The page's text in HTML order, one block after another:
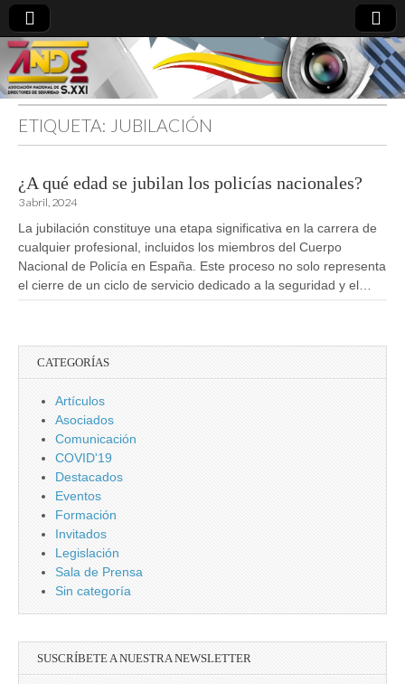
directoresdeseguridad.es
ETIQUETA: JUBILACIÓN
¿A qué edad se jubilan los policías nacionales?
3 abril, 2024
La jubilación constituye una etapa significativa en la carrera de
cualquier profesional, incluidos los miembros del Cuerpo
Nacional de Policía en España. Este proceso no solo representa
el cierre de un ciclo de servicio dedicado a la seguridad y el…
CATEGORÍAS
Artículos
Asociados
Comunicación
COVID'19
Destacados
Eventos
Formación
Invitados
Legislación
Sala de Prensa
Sin categoría
SUSCRÍBETE A NUESTRA NEWSLETTER